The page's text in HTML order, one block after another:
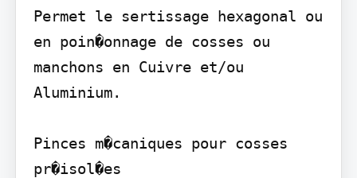
Permet le sertissage hexagonal ou
en poin�onnage de cosses ou
manchons en Cuivre et/ou
Aluminium.
Pinces m�caniques pour cosses
pr�isol�es